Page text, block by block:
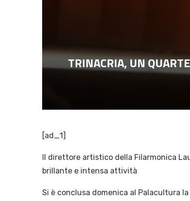
TRINACRIA, UN
[ad_1]
Il direttore artistico della Filarmonica
brillante e intensa attività
Si è conclusa domenica al Palacultura